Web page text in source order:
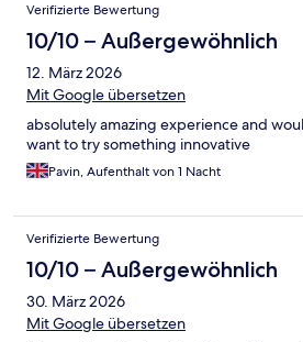
Verifizierte Bewertung
10/10 – Außergewöhnlich
12. März 2026
Mit Google übersetzen
absolutely amazing experience and
want to try something innovative
Pavin, Aufenthalt von 1 Nacht
Verifizierte Bewertung
10/10 – Außergewöhnlich
30. März 2026
Mit Google übersetzen